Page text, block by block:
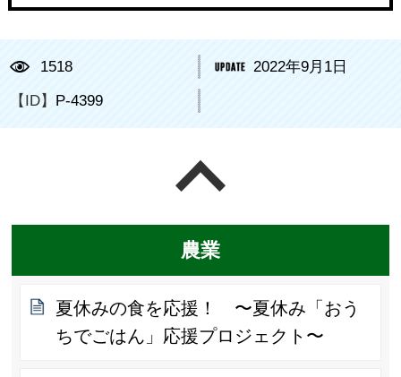
1518 2022年9月1日
【ID】 P-4399
農業
夏休みの食を応援！ 〜夏休み「おう
ちでごはん」応援プロジェクト〜